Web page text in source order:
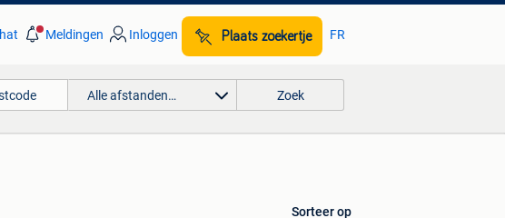
Meldingen Inloggen Plaats zoekertje FR
Alle afstanden… Zoek
Sorteer op